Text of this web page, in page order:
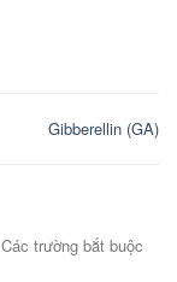
Gibberellin (GA)
Các trường bắt buộc